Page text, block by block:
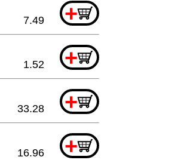
+
7.49
+
1.52
+
33.28
+
16.96